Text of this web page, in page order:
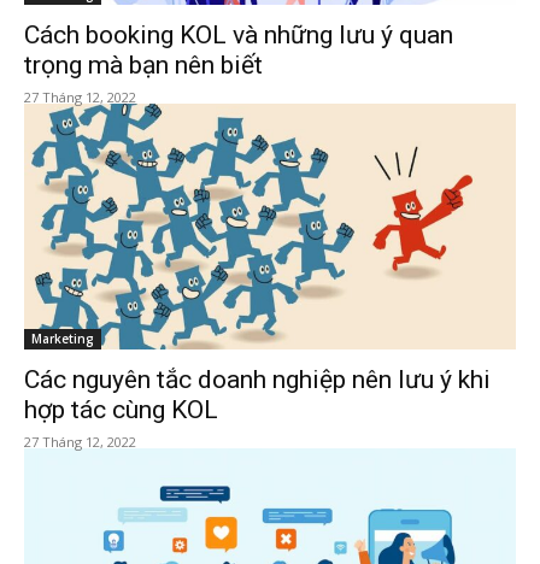
Cách booking KOL và những lưu ý quan
trọng mà bạn nên biết
27 Tháng 12, 2022
Marketing
Các nguyên tắc doanh nghiệp nên lưu ý khi
hợp tác cùng KOL
27 Tháng 12, 2022